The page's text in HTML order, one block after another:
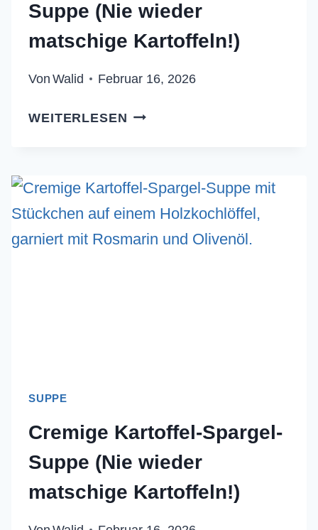
Suppe (Nie wieder
matschige Kartoffeln!)
Von Walid Februar 16, 2026
WEITERLESEN CREMIGE
(NIE
WIEDER
MATSCHIGE
SUPPE
Cremige Kartoffel-Spargel-
Suppe (Nie wieder
matschige Kartoffeln!)